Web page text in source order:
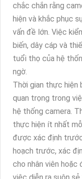
chắc chắn rằng
hiện và khắc phục
vấn đề lớn. Việc
biến, dây cáp và
tuổi thọ của hệ
ngờ.
Thời gian thực hiện
quan trọng trong
hệ thống camera.
thực hiện ít nhất
được xác định
hoạch trước, xác
cho nhân viên